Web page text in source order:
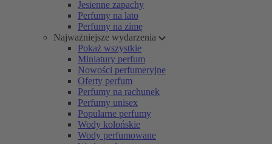
Jesienne zapachy
Perfumy na lato
Perfumy na zimę
Najważniejsze wydarzenia
Pokaż wszystkie
Miniatury perfum
Nowości perfumeryjne
Oferty perfum
Perfumy na rachunek
Perfumy unisex
Popularne perfumy
Wody kolońskie
Wody perfumowane